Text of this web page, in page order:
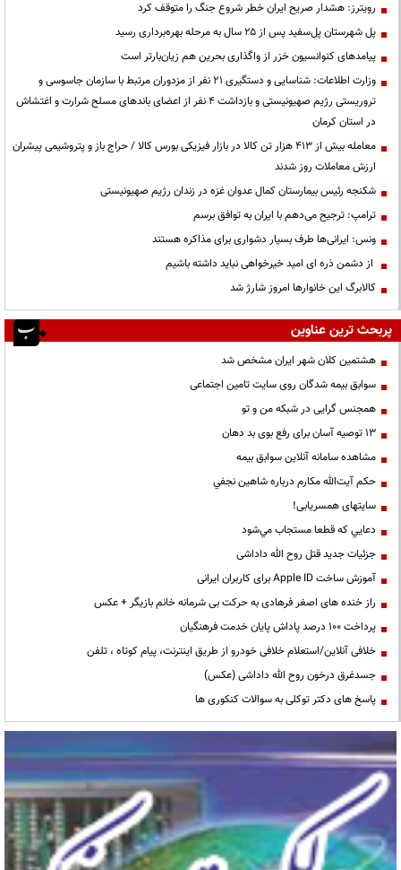
رویترز: هشدار صریح ایران خطر شروع جنگ را متوقف کرد
پل شهرستان پل‌سفید پس از ۲۵ سال به مرحله بهره‌برداری رسید
پیامدهای کنوانسیون خزر از واگذاری بحرین هم زیان‌بارتر است
وزارت اطلاعات: شناسایی و دستگیری ۲۱ نفر از مزدوران مرتبط با سازمان جاسوسی و
تروریستی رژیم صهیونیستی و بازداشت ۴ نفر از اعضای باندهای مسلح شرارت و اغتشاش
در استان کرمان
معامله بیش از ۴۱۳ هزار تن کالا در بازار فیزیکی بورس کالا / حراج باز و پتروشیمی پیشران
ارزش معاملات روز شدند
شکنجه رئیس بیمارستان کمال عدوان غزه در زندان رژیم صهیونیستی
ترامپ: ترجیح می‌دهم با ایران به توافق برسم
ونس: ایرانی‌ها طرف بسیار دشواری برای مذاکره هستند
از دشمن ذره ای امید خیرخواهی نباید داشته باشیم
کالابرگ این خانوارها امروز شارژ شد
پربحث ترین عناوین
هشتمین کلان شهر ایران مشخص شد
سوابق بیمه شدگان روی سایت تامین اجتماعی
همجنس گرایی در شبکه من و تو
13 توصیه آسان برای رفع بوی بد دهان
مشاهده سامانه آنلاين سوابق بیمه
حكم آيت‌الله مكارم درباره شاهين نجفي
سایتهای همسریابی!
دعايي كه قطعا مستجاب مي‌شود
جزئیات جدید قتل روح الله داداشی
آموزش ساخت Apple ID برای کاربران ایرانی
راز خنده های اصغر فرهادی به حرکت بی شرمانه خانم بازیگر + عکس
پرداخت ۱۰۰ درصد پاداش پایان خدمت فرهنگیان
خلافی آنلاین/استعلام خلافی خودرو از طریق اینترنت، پیام کوتاه ، تلفن
جسدغرق درخون روح الله داداشی (عکس)
پاسخ های دکتر توکلی به سوالات کنکوری ها